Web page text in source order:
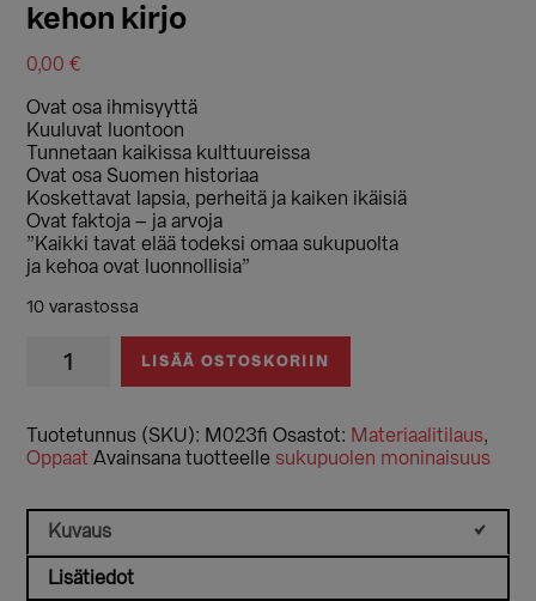
kehon kirjo
0,00€
Ovat osa ihmisyyttä
Kuuluvat luontoon
Tunnetaan kaikissa kulttuureissa
Ovat osa Suomen historiaa
Koskettavat lapsia, perheitä ja kaiken ikäisiä
Ovat faktoja – ja arvoja
”Kaikki tavat elää todeksi omaa sukupuolta
ja kehoa ovat luonnollisia”
10 varastossa
moninaisuus
kirjo
määrä
LISÄÄ OSTOSKORIIN
Tuotetunnus (SKU): M023fi Osastot: Materiaalitilaus,
Oppaat Avainsana tuotteelle sukupuolen moninaisuus
Kuvaus
Lisätiedot